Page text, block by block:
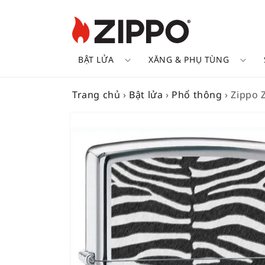
BẬT LỬA XĂNG & PHỤ TÙNG
Trang chủ › Bật lửa › Phổ thông ›Zippo